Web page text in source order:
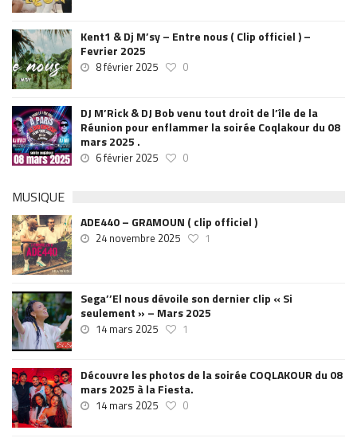
Kent1 & Dj M’sy – Entre nous ( Clip officiel ) –
Fevrier 2025
8 février 2025 0
DJ M’Rick & DJ Bob venu tout droit de l’île de la
Réunion pour enflammer la soirée Coqlakour du 08
mars 2025 .
6 février 2025 0
MUSIQUE
ADE440 – GRAMOUN ( clip officiel )
24 novembre 2025 1
Sega’’El nous dévoile son dernier clip « Si
seulement » – Mars 2025
14 mars 2025 1
Découvre les photos de la soirée COQLAKOUR du 08
mars 2025 à la Fiesta.
14 mars 2025 0